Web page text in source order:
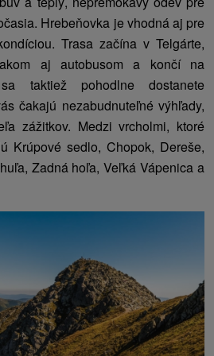
Hrebeňovka je vhodná aj pre
Trasa začína v Telgárte,
aj autobusom a končí na
taktiež pohodlne dostanete
čakajú nezabudnuteľné výhľady,
zážitkov. Medzi vrcholmi, ktoré
Krúpové sedlo, Chopok, Dereše,
Zadná hoľa, Veľká Vápenica a